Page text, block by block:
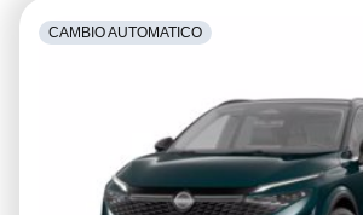
CAMBIO AUTOMATICO